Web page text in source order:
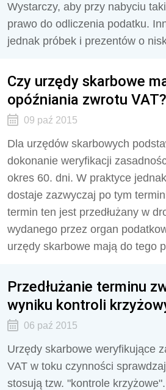
Wystarczy, aby przy nabyciu
prawo do odliczenia podatku.
jednak próbek i prezentów o
Czy urzędy skarbowe
opóźniania zwrotu VAT?
09 paź 2015
Dla urzędów skarbowych
dokonanie weryfikacji
okres 60. dni. W praktyce
dostaje zazwyczaj po tym
termin ten jest przedłużany w
wydanego przez organ
urzędy skarbowe mają do tego
Przedłużanie terminu
wyniku kontroli
06 paź 2015
Urzędy skarbowe weryfikujące
VAT w toku czynności
stosują tzw. "kontrole